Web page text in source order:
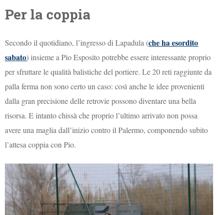
Per la coppia
Secondo il quotidiano, l’ingresso di Lapadula (che ha esordito
sabato) insieme a Pio Esposito potrebbe essere interessante proprio
per sfruttare le qualità balistiche del portiere. Le 20 reti raggiunte da
palla ferma non sono certo un caso: così anche le idee provenienti
dalla gran precisione delle retrovie possono diventare una bella
risorsa. E intanto chissà che proprio l’ultimo arrivato non possa
avere una maglia dall’inizio contro il Palermo, componendo subito
l’attesa coppia con Pio.